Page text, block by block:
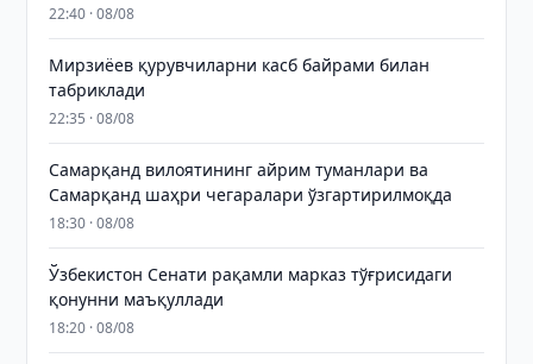
22:40 · 08/08
Мирзиёев қурувчиларни касб байрами билан
табриклади
22:35 · 08/08
Самарқанд вилоятининг айрим туманлари ва
Самарқанд шаҳри чегаралари ўзгартирилмоқда
18:30 · 08/08
Ўзбекистон Сенати рақамли марказ тўғрисидаги
қонунни маъқуллади
18:20 · 08/08